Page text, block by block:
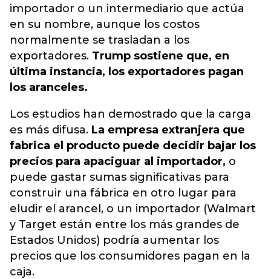
importador o un intermediario que actúa
en su nombre, aunque los costos
normalmente se trasladan a los
exportadores. Trump sostiene que, en
última instancia, los exportadores pagan
los aranceles.
Los estudios han demostrado que la carga
es más difusa. La empresa extranjera que
fabrica el producto puede decidir bajar los
precios para apaciguar al importador, o
puede gastar sumas significativas para
construir una fábrica en otro lugar para
eludir el arancel, o un importador (Walmart
y Target están entre los más grandes de
Estados Unidos) podría aumentar los
precios que los consumidores pagan en la
caja.